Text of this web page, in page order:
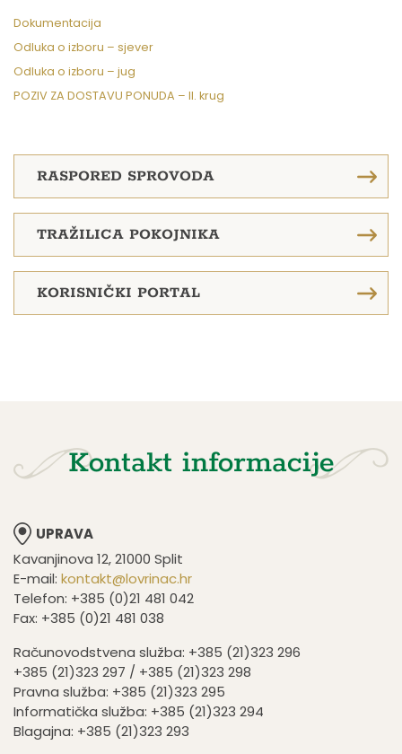
Dokumentacija
Odluka o izboru – sjever
Odluka o izboru – jug
POZIV ZA DOSTAVU PONUDA – II. krug
RASPORED SPROVODA
TRAŽILICA POKOJNIKA
KORISNIČKI PORTAL
Kontakt informacije
UPRAVA
Kavanjinova 12, 21000 Split
E-mail: kontakt@lovrinac.hr
Telefon: +385 (0)21 481 042
Fax: +385 (0)21 481 038
Računovodstvena služba: +385 (21)323 296
+385 (21)323 297 / +385 (21)323 298
Pravna služba: +385 (21)323 295
Informatička služba: +385 (21)323 294
Blagajna: +385 (21)323 293